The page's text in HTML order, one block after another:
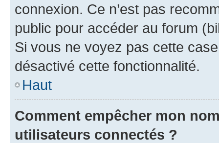
connexion. Ce n’est pas
public pour accéder au forum
Si vous ne voyez pas cette
désactivé cette fonctionnalité.
Haut
Comment empêcher mon
utilisateurs connectés ?